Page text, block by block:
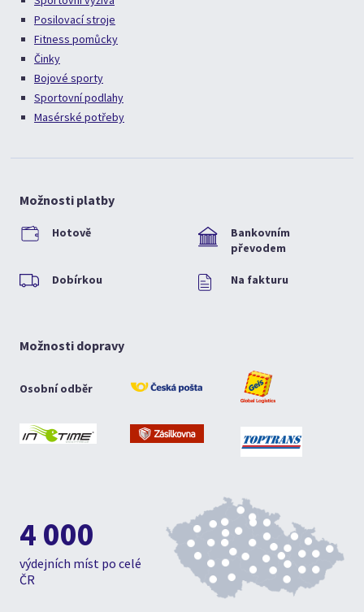
Posilovací stroje
Fitness pomůcky
Činky
Bojové sporty
Sportovní podlahy
Masérské potřeby
Možnosti platby
Hotově
Bankovním
převodem
Dobírkou Na fakturu
Možnosti dopravy
Osobní odběr
4 000
výdejních míst po celé
ČR